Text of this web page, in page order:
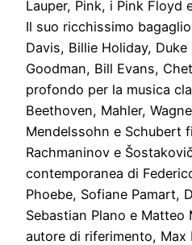
Lauper, Pink, i Pink Floyd
Il suo ricchissimo
Davis, Billie Holiday,
Goodman, Bill Evans,
profondo per la musica
Beethoven, Mahler,
Mendelssohn e Schubert
Rachmaninov e
contemporanea di
Phoebe, Sofiane Pamart,
Sebastian Plano e
autore di riferimento, Max